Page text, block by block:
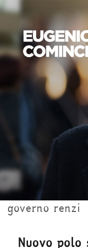
governo renzi
Nuovo